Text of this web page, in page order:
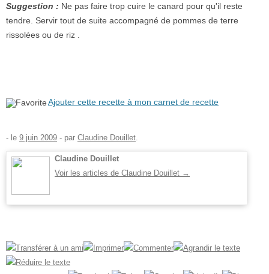
Suggestion : Ne pas faire trop cuire le canard pour qu'il reste
tendre. Servir tout de suite accompagné de pommes de terre
rissolées ou de riz .
Ajouter cette recette à mon carnet de recette
- le 9 juin 2009 - par Claudine Douillet
Claudine Douillet
Voir les articles de Claudine Douillet →